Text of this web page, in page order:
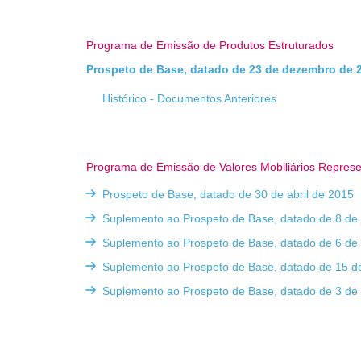
Programa de Emissão de Produtos Estruturados
Prospeto de Base, datado de 23 de dezembro de
Histórico - Documentos Anteriores
Programa de Emissão de Valores Mobiliários
Prospeto de Base, datado de 30 de abril de 2015
Suplemento ao Prospeto de Base, datado de 8
Suplemento ao Prospeto de Base, datado de 6
Suplemento ao Prospeto de Base, datado de 15
Suplemento ao Prospeto de Base, datado de 3